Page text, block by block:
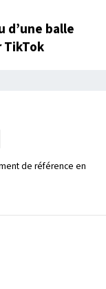
d’une balle
de référence en